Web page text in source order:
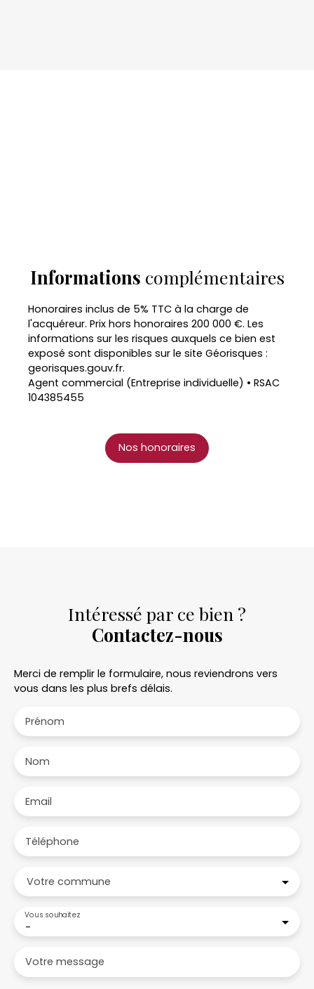
Informations complémentaires
Honoraires inclus de 5% TTC à la charge de
l'acquéreur. Prix hors honoraires 200 000 €. Les
informations sur les risques auxquels ce bien est
exposé sont disponibles sur le site Géorisques :
georisques.gouv.fr.
Agent commercial (Entreprise individuelle) • RSAC
104385455
Nos honoraires
Intéressé par ce bien ?
Contactez-nous
Merci de remplir le formulaire, nous reviendrons vers
vous dans les plus brefs délais.
Prénom
Nom
Email
Téléphone
Votre commune
-
Vous souhaitez
Votre message